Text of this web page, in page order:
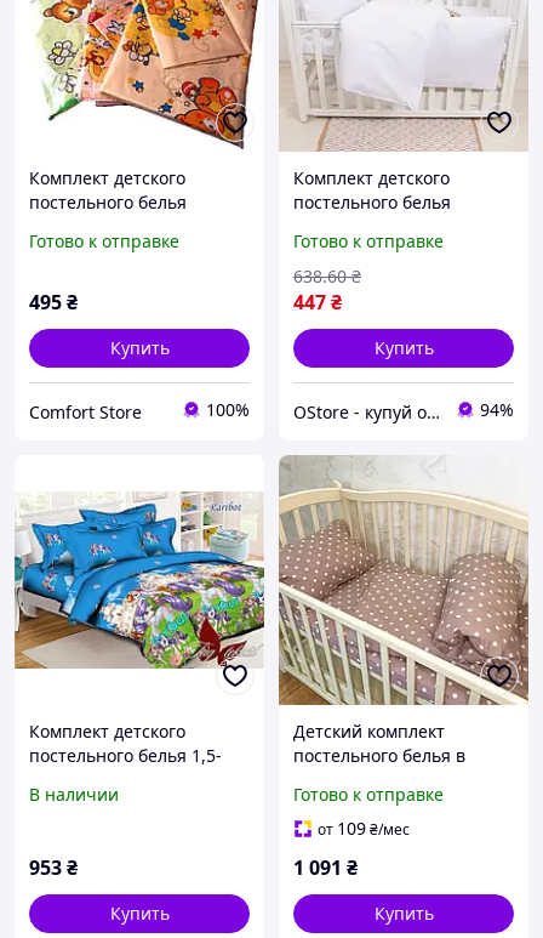
Комплект детского
постельного белья
ткань сатин, 100%
Готово к отправке
495₴
Купить
Comfort Store 100%
Комплект детского
постельного белья
кровати 105х145 см
постель для ребенка
однотонная
Готово к отправке
447₴
638.60 ₴
Купить
OStore - купуй онлайн! 94%
Комплект детского
постельного белья 1,5-
натуральный хлопок,
TAG Raribot
В наличии
953₴
Купить
Детский комплект
постельного белья в
цвета из поплина в
кроватку 60×120
Готово к отправке
от 109₴/мес
1 091 ₴
Купить